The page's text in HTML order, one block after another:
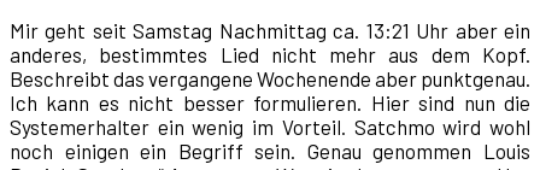
Mir geht seit Samstag Nachmittag ca. 13:21 Uhr aber ein
anderes, bestimmtes Lied nicht mehr aus dem Kopf.
Beschreibt das vergangene Wochenende aber punktgenau.
Ich kann es nicht besser formulieren. Hier sind nun die
Systemerhalter ein wenig im Vorteil. Satchmo wird wohl
noch einigen ein Begriff sein. Genau genommen Louis